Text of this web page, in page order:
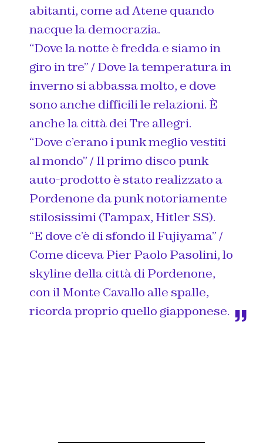
abitanti, come ad Atene quando
nacque la democrazia.
“Dove la notte è fredda e siamo in
giro in tre” / Dove la temperatura in
inverno si abbassa molto, e dove
sono anche difficili le relazioni. È
anche la città dei Tre allegri.
“Dove c’erano ipunkmeglio vestiti
al mondo” / Il primo disco punk
auto-prodotto è stato realizzato a
Pordenone da punk notoriamente
stilosissimi (Tampax, Hitler SS).
“E dove c’è di sfondo il Fujiyama” /
Come diceva Pier Paolo Pasolini, lo
skyline della città di Pordenone,
con il Monte Cavallo alle spalle,
ricorda proprio quello giapponese.